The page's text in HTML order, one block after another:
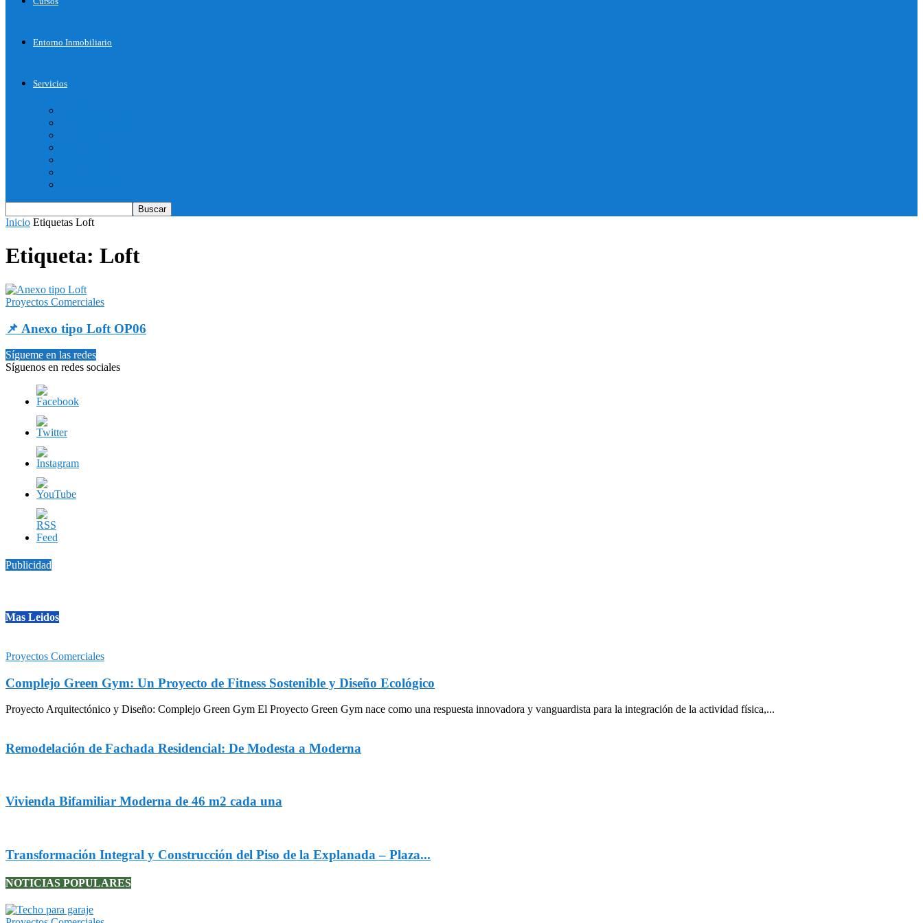
Entorno Inmobiliario
Servicios
Inicio Etiquetas Loft
Etiqueta: Loft
Proyectos Comerciales
📌 Anexo tipo Loft OP06
Sígueme en las redes
Síguenos en redes sociales
Publicidad
Mas Leidos
Proyectos Comerciales
Complejo Green Gym: Un Proyecto de Fitness Sostenible y Diseño Ecológico
Proyecto Arquitectónico y Diseño: Complejo Green Gym El Proyecto Green Gym nace como una respuesta innovadora y vanguardista para la integración de la actividad física,...
Remodelación de Fachada Residencial: De Modesta a Moderna
Vivienda Bifamiliar Moderna de 46 m2 cada una
Transformación Integral y Construcción del Piso de la Explanada – Plaza...
NOTICIAS POPULARES